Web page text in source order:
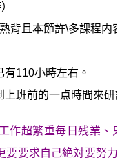
背且本節許\多課程内
110小時左右。
上班前的一点時間來研読
作超繁重毎日残業、
要要求自己絶対要努力